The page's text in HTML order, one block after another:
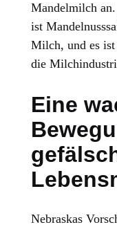
Mandelmilch
ist
Milch, und es
die
Eine
Nebraskas